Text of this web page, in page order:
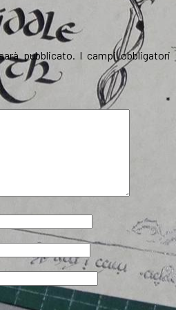
pubblicato.
I campi obbligatori
*